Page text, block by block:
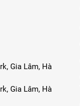
Gia Lâm, Hà
Gia Lâm, Hà